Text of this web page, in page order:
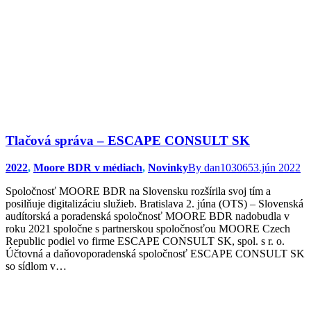
Tlačová správa – ESCAPE CONSULT SK
2022, Moore BDR v médiach, NovinkyBy dan1030653.jún 2022
Spoločnosť MOORE BDR na Slovensku rozšírila svoj tím a
posilňuje digitalizáciu služieb. Bratislava 2. júna (OTS) – Slovenská
audítorská a poradenská spoločnosť MOORE BDR nadobudla v
roku 2021 spoločne s partnerskou spoločnosťou MOORE Czech
Republic podiel vo firme ESCAPE CONSULT SK, spol. s r. o.
Účtovná a daňovoporadenská spoločnosť ESCAPE CONSULT SK
so sídlom v…